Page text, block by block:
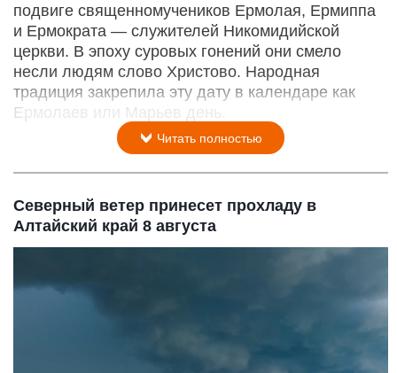
подвиге священномучеников Ермолая, Ермиппа
и Ермократа — служителей Никомидийской
церкви. В эпоху суровых гонений они смело
несли людям слово Христово. Народная
традиция закрепила эту дату в календаре как
Ермолаев или Марьев день.
Читать полностью
Северный ветер принесет прохладу в
Алтайский край 8 августа